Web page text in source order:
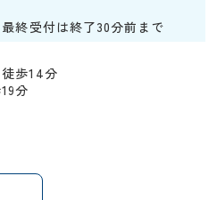
終受付は終了30分前まで
歩14分
分